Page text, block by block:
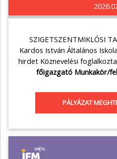
SZIGETSZENTMIKLÓSI
Kardos István Általános
hirdet Köznevelési
főigazgató Munkakör/
PÁLYÁZAT